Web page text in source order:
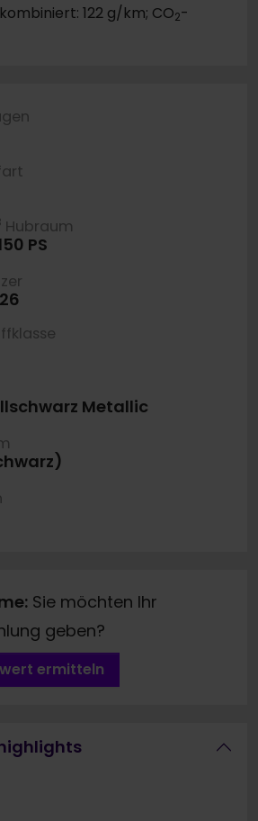
122 g/km; CO2-
Hubraum
PS
Metallic
Sie möchten Ihr
geben?
ermitteln